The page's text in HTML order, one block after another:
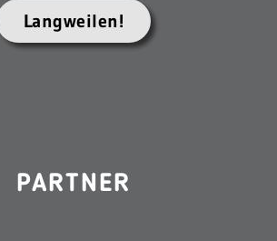
Langweilen!
PARTNER